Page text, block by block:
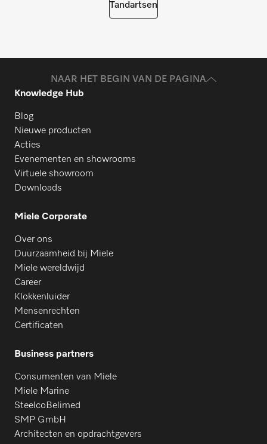
Tandartsen
NAAR HET BEGIN VAN DE PAGINA
Knowledge Hub
Blog
Nieuwe producten
Acties
Evenementen en showrooms
Virtuele showroom
Downloads
Miele Corporate
Over ons
Duurzaamheid bij Miele
Miele wereldwijd
Career
Klokkenluider
Mensenrechten
Certificaten
Business partners
Consumenten van Miele
Miele Marine
SteelcoBelimed
SMP GmbH
Architecten en opdrachtgevers